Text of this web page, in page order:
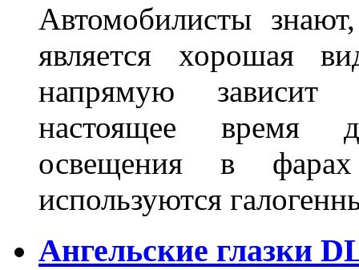
Автомобилисты
является хорошая
напрямую зависит
настоящее время
освещения в
используются
Ангельские глазки